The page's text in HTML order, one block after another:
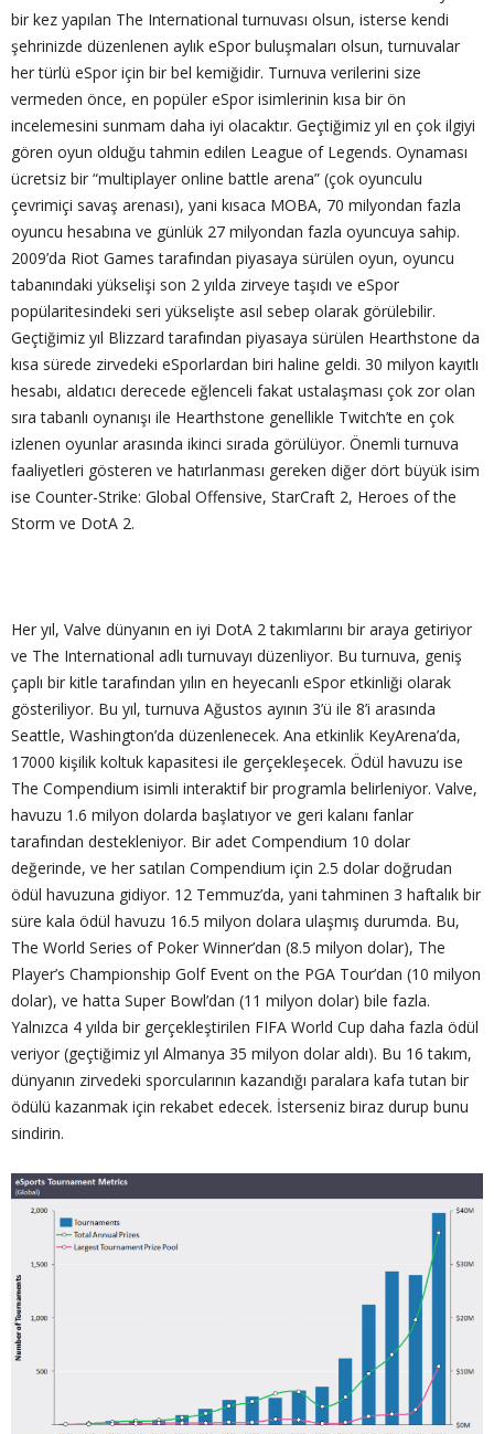
bir kez yapılan The International turnuvası olsun, isterse kendi
şehrinizde düzenlenen aylık eSpor buluşmaları olsun, turnuvalar
her türlü eSpor için bir bel kemiğidir. Turnuva verilerini size
vermeden önce, en popüler eSpor isimlerinin kısa bir ön
incelemesini sunmam daha iyi olacaktır. Geçtiğimiz yıl en çok ilgiyi
gören oyun olduğu tahmin edilen League of Legends. Oynaması
ücretsiz bir “multiplayer online battle arena” (çok oyunculu
çevrimiçi savaş arenası), yani kısaca MOBA, 70 milyondan fazla
oyuncu hesabına ve günlük 27 milyondan fazla oyuncuya sahip.
2009’da Riot Games tarafından piyasaya sürülen oyun, oyuncu
tabanındaki yükselişi son 2 yılda zirveye taşıdı ve eSpor
popülaritesindeki seri yükselişte asıl sebep olarak görülebilir.
Geçtiğimiz yıl Blizzard tarafından piyasaya sürülen Hearthstone da
kısa sürede zirvedeki eSporlardan biri haline geldi. 30 milyon kayıtlı
hesabı, aldatıcı derecede eğlenceli fakat ustalaşması çok zor olan
sıra tabanlı oynanışı ile Hearthstone genellikle Twitch’te en çok
izlenen oyunlar arasında ikinci sırada görülüyor. Önemli turnuva
faaliyetleri gösteren ve hatırlanması gereken diğer dört büyük isim
ise Counter-Strike: Global Offensive, StarCraft 2, Heroes of the
Storm ve DotA 2.
Her yıl, Valve dünyanın en iyi DotA 2 takımlarını bir araya getiriyor
ve The International adlı turnuvayı düzenliyor. Bu turnuva, geniş
çaplı bir kitle tarafından yılın en heyecanlı eSpor etkinliği olarak
gösteriliyor. Bu yıl, turnuva Ağustos ayının 3’ü ile 8’i arasında
Seattle, Washington’da düzenlenecek. Ana etkinlik KeyArena’da,
17000 kişilik koltuk kapasitesi ile gerçekleşecek. Ödül havuzu ise
The Compendium isimli interaktif bir programla belirleniyor. Valve,
havuzu 1.6 milyon dolarda başlatıyor ve geri kalanı fanlar
tarafından destekleniyor. Bir adet Compendium 10 dolar
değerinde, ve her satılan Compendium için 2.5 dolar doğrudan
ödül havuzuna gidiyor. 12 Temmuz’da, yani tahminen 3 haftalık bir
süre kala ödül havuzu 16.5 milyon dolara ulaşmış durumda. Bu,
The World Series of Poker Winner’dan (8.5 milyon dolar), The
Player’s Championship Golf Event on the PGA Tour’dan (10 milyon
dolar), ve hatta Super Bowl’dan (11 milyon dolar) bile fazla.
Yalnızca 4 yılda bir gerçekleştirilen FIFA World Cup daha fazla ödül
veriyor (geçtiğimiz yıl Almanya 35 milyon dolar aldı). Bu 16 takım,
dünyanın zirvedeki sporcularının kazandığı paralara kafa tutan bir
ödülü kazanmak için rekabet edecek. İsterseniz biraz durup bunu
sindirin.